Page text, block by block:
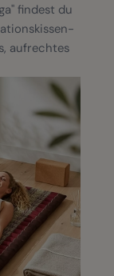
findest du
aufrechtes